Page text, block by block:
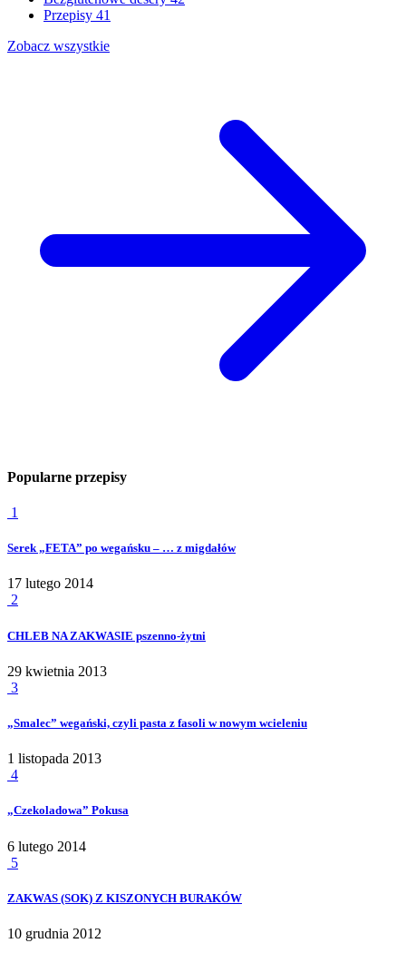
Przepisy 41
Zobacz wszystkie
Popularne przepisy
1
Serek „FETA” po wegańsku – … z migdałów
17 lutego 2014
2
CHLEB NA ZAKWASIE pszenno-żytni
29 kwietnia 2013
3
„Smalec” wegański, czyli pasta z fasoli w nowym wcieleniu
1 listopada 2013
4
„Czekoladowa” Pokusa
6 lutego 2014
5
ZAKWAS (SOK) Z KISZONYCH BURAKÓW
10 grudnia 2012